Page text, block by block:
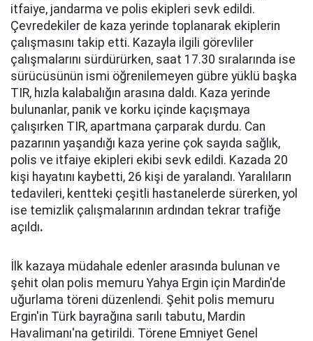
itfaiye, jandarma ve polis ekipleri sevk edildi.
Çevredekiler de kaza yerinde toplanarak ekiplerin
çalışmasını takip etti. Kazayla ilgili görevliler
çalışmalarını sürdürürken, saat 17.30 sıralarında ise
sürücüsünün ismi öğrenilemeyen gübre yüklü başka
TIR, hızla kalabalığın arasına daldı. Kaza yerinde
bulunanlar, panik ve korku içinde kaçışmaya
çalışırken TIR, apartmana çarparak durdu. Can
pazarının yaşandığı kaza yerine çok sayıda sağlık,
polis ve itfaiye ekipleri ekibi sevk edildi. Kazada 20
kişi hayatını kaybetti, 26 kişi de yaralandı. Yaralıların
tedavileri, kentteki çeşitli hastanelerde sürerken, yol
ise temizlik çalışmalarının ardından tekrar trafiğe
açıldı.
İlk kazaya müdahale edenler arasında bulunan ve
şehit olan polis memuru Yahya Ergin için Mardin'de
uğurlama töreni düzenlendi. Şehit polis memuru
Ergin'in Türk bayrağına sarılı tabutu, Mardin
Havalimanı'na getirildi. Törene Emniyet Genel